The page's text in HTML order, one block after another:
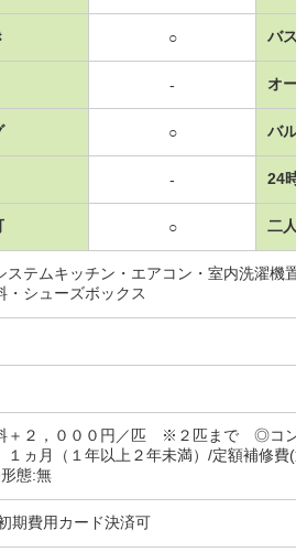
○ バ
- オ
○ バ
- 24
○ 二
テムキッチン・エアコン・室内洗濯機
・シューズボックス
料＋２，０００円／匹 ※２匹まで ◎
月（１年以上２年未満）/定額補修費
態:無
期費用カード決済可